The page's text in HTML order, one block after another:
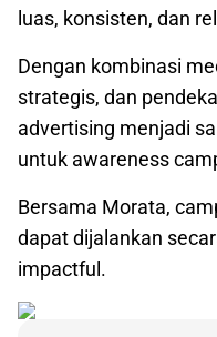
luas, konsisten, dan
Dengan kombinasi
strategis, dan
advertising menjadi
untuk awareness
Bersama Morata,
dapat dijalankan
impactful.